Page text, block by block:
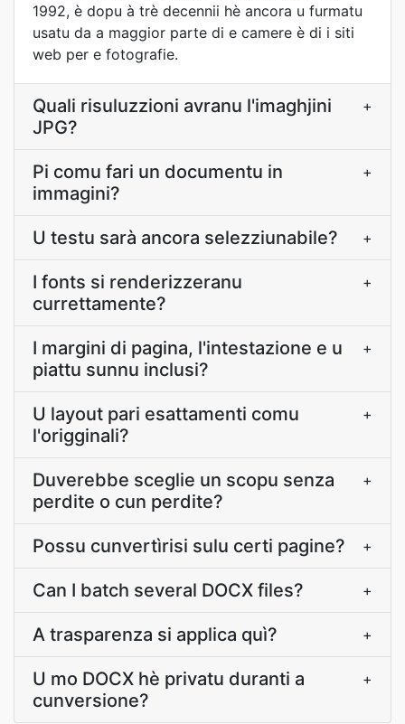
1992, è dopu à trè decennii hè ancora u furmatu
usatu da a maggior parte di e camere è di i siti
web per e fotografie.
Quali risuluzzioni avranu l'imaghjini
JPG?
+
Pi comu fari un documentu in
immagini?
+
U testu sarà ancora selezziunabile? +
I fonts si renderizzeranu
currettamente?
+
I margini di pagina, l'intestazione e u
piattu sunnu inclusi?
+
U layout pari esattamenti comu
l'origginali?
+
Duverebbe sceglie un scopu senza
perdite o cun perdite?
+
Possu cunvertìrisi sulu certi pagine? +
Can I batch several DOCX files? +
A trasparenza si applica quì? +
U mo DOCX hè privatu duranti a
cunversione?
+